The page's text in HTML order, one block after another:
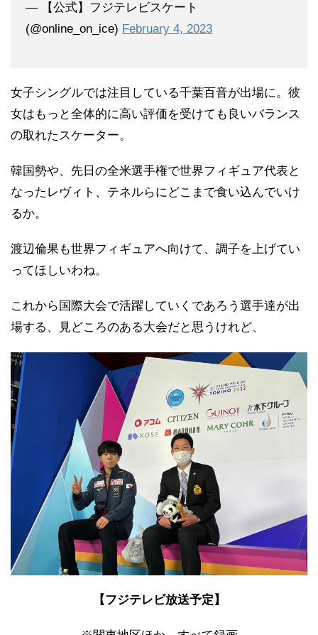
— 【公式】フジテレビスケート
(@online_on_ice) February 4, 2023
女子シングルでは注目している千葉百音が出場に。彼
女はもっと全体的に高い評価を受けても良いバランス
の取れたスケーター。
韓国勢や、先日の全米選手権で世界フィギュア代表と
なったレヴィト、テネルらにどこまで食い込んでいけ
るか。
渡辺倫果も世界フィギュアへ向けて、調子を上げてい
ってほしいわね。
これから国際大会で活躍していくであろう選手達が出
場する、見どころのある大会だと思うけれど、
【フジテレビ放送予定】